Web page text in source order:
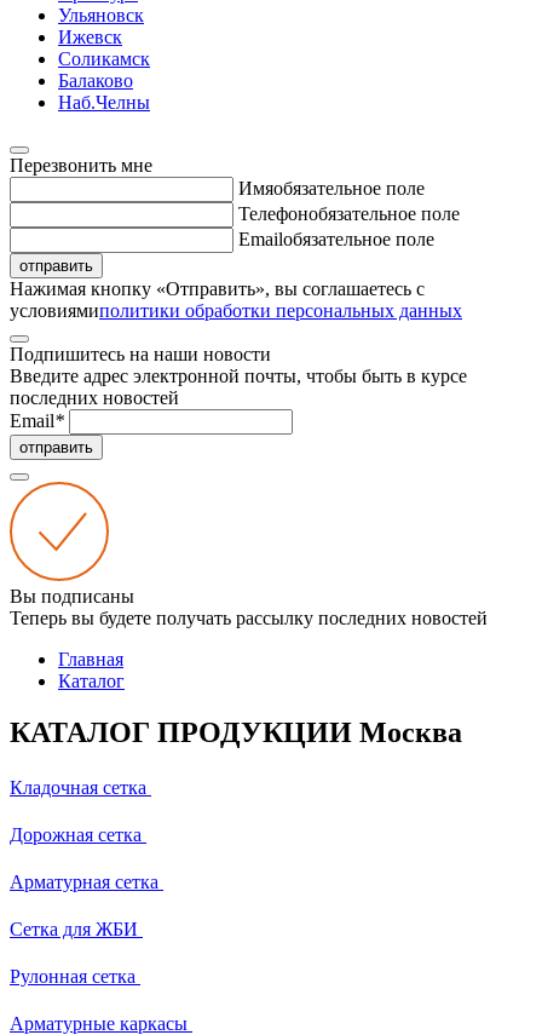
Ульяновск
Ижевск
Соликамск
Балаково
Наб.Челны
Перезвонить мне
Имяобязательное поле
Телефонобязательное поле
Emailобязательное поле
отправить
Нажимая кнопку «Отправить», вы соглашаетесь с
условиямиполитики обработки персональных данных
Подпишитесь на наши новости
Введите адрес электронной почты, чтобы быть в курсе
последних новостей
Email*
отправить
Вы подписаны
Теперь вы будете получать рассылку последних новостей
Главная
Каталог
КАТАЛОГ ПРОДУКЦИИ Москва
Кладочная сетка
Дорожная сетка
Арматурная сетка
Сетка для ЖБИ
Рулонная сетка
Арматурные каркасы